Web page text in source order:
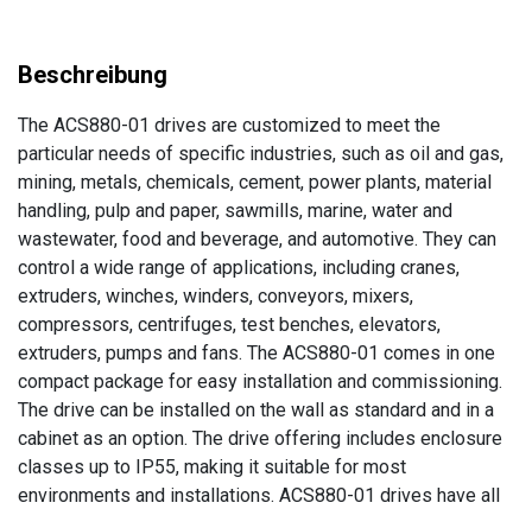
The ACS880-01 drives are customized to meet the
particular needs of specific industries, such as oil and gas,
mining, metals, chemicals, cement, power plants, material
handling, pulp and paper, sawmills, marine, water and
wastewater, food and beverage, and automotive. They can
control a wide range of applications, including cranes,
extruders, winches, winders, conveyors, mixers,
compressors, centrifuges, test benches, elevators,
extruders, pumps and fans. The ACS880-01 comes in one
compact package for easy installation and commissioning.
The drive can be installed on the wall as standard and in a
cabinet as an option. The drive offering includes enclosure
classes up to IP55, making it suitable for most
environments and installations. ACS880-01 drives have all